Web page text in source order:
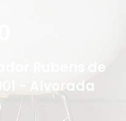
Rubens de
- Alvorada